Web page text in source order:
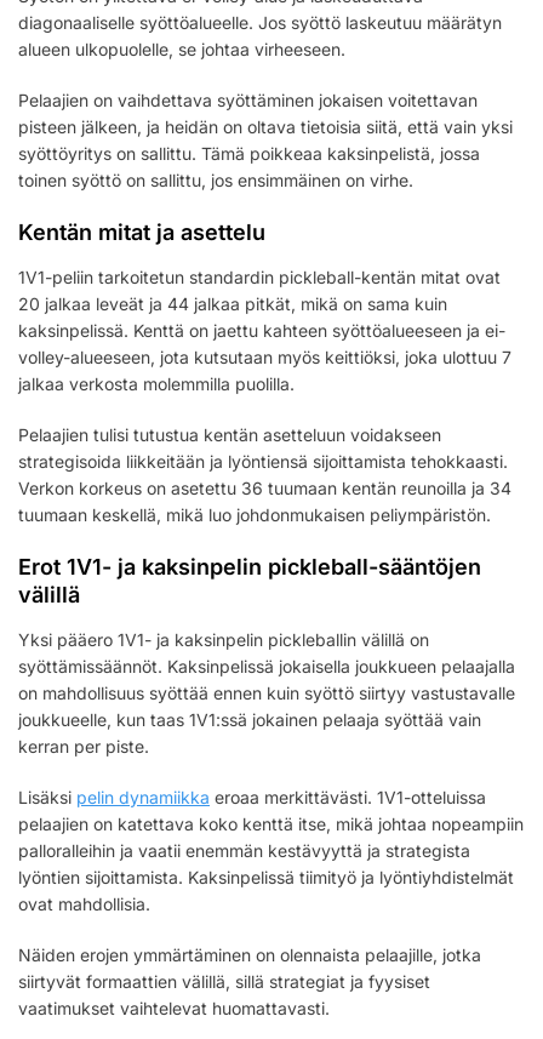
diagonaaliselle syöttöalueelle. Jos syöttö laskeutuu määrätyn
alueen ulkopuolelle, se johtaa virheeseen.
Pelaajien on vaihdettava syöttäminen jokaisen voitettavan
pisteen jälkeen, ja heidän on oltava tietoisia siitä, että vain yksi
syöttöyritys on sallittu. Tämä poikkeaa kaksinpelistä, jossa
toinen syöttö on sallittu, jos ensimmäinen on virhe.
Kentän mitat ja asettelu
1V1-peliin tarkoitetun standardin pickleball-kentän mitat ovat
20 jalkaa leveät ja 44 jalkaa pitkät, mikä on sama kuin
kaksinpelissä. Kenttä on jaettu kahteen syöttöalueeseen ja ei-
volley-alueeseen, jota kutsutaan myös keittiöksi, joka ulottuu 7
jalkaa verkosta molemmilla puolilla.
Pelaajien tulisi tutustua kentän asetteluun voidakseen
strategisoida liikkeitään ja lyöntiensä sijoittamista tehokkaasti.
Verkon korkeus on asetettu 36 tuumaan kentän reunoilla ja 34
tuumaan keskellä, mikä luo johdonmukaisen peliympäristön.
Erot 1V1- ja kaksinpelin pickleball-sääntöjen
välillä
Yksi pääero 1V1- ja kaksinpelin pickleballin välillä on
syöttämissäännöt. Kaksinpelissä jokaisella joukkueen pelaajalla
on mahdollisuus syöttää ennen kuin syöttö siirtyy vastustavalle
joukkueelle, kun taas 1V1:ssä jokainen pelaaja syöttää vain
kerran per piste.
Lisäksi pelin dynamiikka eroaa merkittävästi. 1V1-otteluissa
pelaajien on katettava koko kenttä itse, mikä johtaa nopeampiin
palloralleihin ja vaatii enemmän kestävyyttä ja strategista
lyöntien sijoittamista. Kaksinpelissä tiimityö ja lyöntiyhdistelmät
ovat mahdollisia.
Näiden erojen ymmärtäminen on olennaista pelaajille, jotka
siirtyvät formaattien välillä, sillä strategiat ja fyysiset
vaatimukset vaihtelevat huomattavasti.